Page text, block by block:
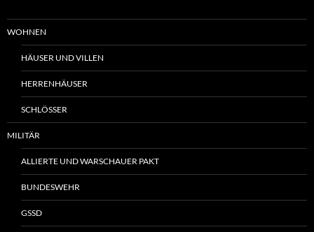
WOHNEN
HÄUSER UND VILLEN
HERRENHÄUSER
SCHLÖSSER
MILITÄR
ALLIERTE UND WARSCHAUER PAKT
BUNDESWEHR
GSSD